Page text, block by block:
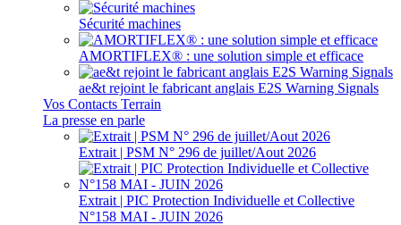
Sécurité machines
AMORTIFLEX® : une solution simple et efficace
ae&t rejoint le fabricant anglais E2S Warning Signals
Vos Contacts Terrain
La presse en parle
Extrait | PSM N° 296 de juillet/Aout 2026
Extrait | PIC Protection Individuelle et Collective
N°158 MAI - JUIN 2026